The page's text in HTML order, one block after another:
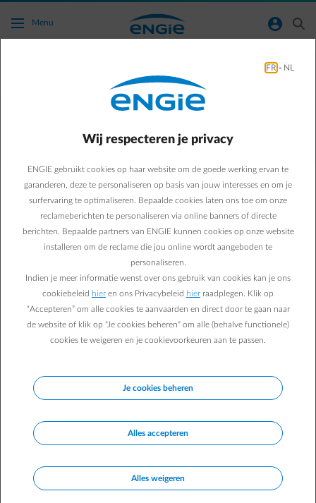
Ga naar de hoofdinhoud
Menu normal-account-circle search
Wat moet ik doen als de meterstanden op
mijn factuur niet juist zijn?
arrow-left Terug naar contactpagina
De meterstanden op mijn factuur zijn onjuist, hoe kan ik deze
betwisten?
Vooraleer je iets onderneemt, is het belangrijk te weten welk type
meter je hebt:
Analoge of elektromechanische meter
Communicerende, slimme of digitale meter (die correct
functioneert als digitale meter)
Vervolgens is het belangrijk te bepalen welke factuur moet worden
gecorrigeerd:
1.1. Jaarlijkse afrekening
Klik op het bedrag van je jaarlijkse factuur in de lijsthier(niet op de
Kies “Foutieve meterstand?” en geef de juiste meterstand in.
Je aanvraag wordt onmiddellijk doorgestuurd naar je netbeheerder.
Opmerking: De correctie kan enige tijd duren. In tussentijd hoef je
rechtzetting in behandeling is.
Neem rechtstreeks contact op met je netbeheerder (
Vlaanderen
Wallonië
) en bezorg hem het document voor de overdracht
FR - NL
Wij respecteren je privacy
ENGIE gebruikt cookies op haar website om de goede werking ervan te
garanderen, deze te personaliseren op basis van jouw interesses en om je
surfervaring te optimaliseren. Bepaalde cookies laten ons toe om onze
reclameberichten te personaliseren via online banners of directe
berichten. Bepaalde partners van ENGIE kunnen cookies op onze website
installeren om de reclame die jou online wordt aangeboden te
personaliseren.
Indien je meer informatie wenst over ons gebruik van cookies kan je ons
cookiebeleid hier en ons Privacybeleid hier raadplegen. Klik op
“Accepteren” om alle cookies te aanvaarden en direct door te gaan naar
de website of klik op "Je cookies beheren" om alle (behalve functionele)
cookies te weigeren en je cookievoorkeuren aan te passen.
Je cookies beheren
Alles accepteren
Alles weigeren